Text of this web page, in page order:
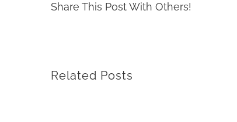
Share This Post With Others!
Related Posts